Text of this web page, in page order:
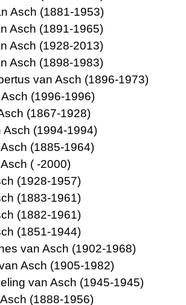
Asch (1881-1953)
Asch (1891-1965)
Asch (1928-2013)
Asch (1898-1983)
van Asch (1896-1973)
(1996-1996)
(1867-1928)
Asch (1994-1994)
(1885-1964)
( -2000)
(1928-1957)
(1883-1961)
(1882-1961)
(1851-1944)
van Asch (1902-1968)
Asch (1905-1982)
van Asch (1945-1945)
(1888-1956)